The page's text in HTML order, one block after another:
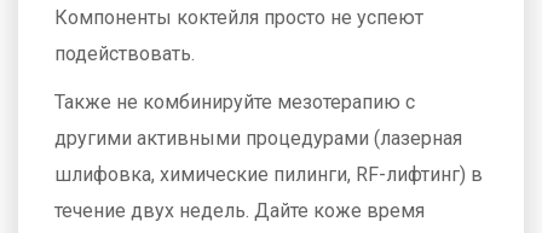
Компоненты коктейля просто не успеют
подействовать.
Также не комбинируйте мезотерапию с
другими активными процедурами (лазерная
шлифовка, химические пилинги, RF-лифтинг) в
течение двух недель. Дайте коже время